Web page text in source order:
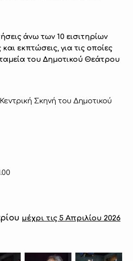
άνω των 10 εισιτηρίων
εκπτώσεις, για τις οποίες
ταμεία του Δημοτικού Θεάτρου
Σκηνή του Δημοτικού
μέχρι τις 5 Απριλίου 2026